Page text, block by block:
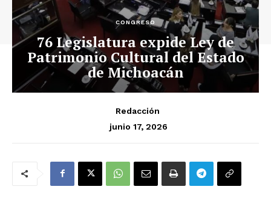
CONGRESO
76 Legislatura expide Ley de
Patrimonio Cultural del Estado
de Michoacán
Redacción
junio 17, 2026